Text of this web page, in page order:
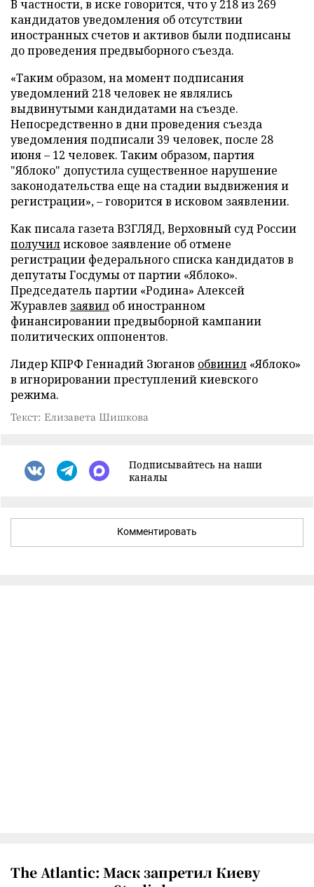
В частности, в иске говорится, что у 218 из 269
кандидатов уведомления об отсутствии
иностранных счетов и активов были подписаны
до проведения предвыборного съезда.
«Таким образом, на момент подписания
уведомлений 218 человек не являлись
выдвинутыми кандидатами на съезде.
Непосредственно в дни проведения съезда
уведомления подписали 39 человек, после 28
июня – 12 человек. Таким образом, партия
"Яблоко" допустила существенное нарушение
законодательства еще на стадии выдвижения и
регистрации», – говорится в исковом заявлении.
Как писала газета ВЗГЛЯД, Верховный суд России
получилисковое заявление об отмене
регистрации федерального списка кандидатов в
депутаты Госдумы от партии «Яблоко».
Председатель партии «Родина» Алексей
Журавлев заявил об иностранном
финансировании предвыборной кампании
политических оппонентов.
Лидер КПРФ Геннадий Зюганов обвинил «Яблоко»
в игнорировании преступлений киевского
режима.
Текст: Елизавета Шишкова
Подписывайтесь на наши
каналы
Комментировать
The Atlantic: Маск запретил Киеву